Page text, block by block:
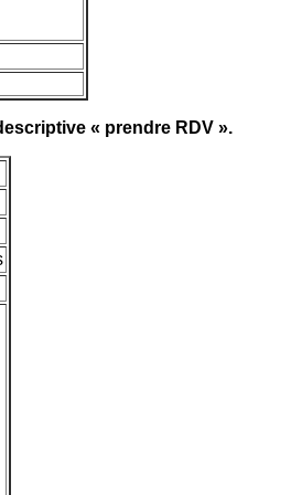
« prendre RDV ».